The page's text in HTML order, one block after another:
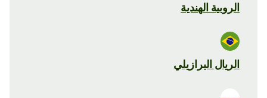
الروبية الهندية
الريال البرازيلي